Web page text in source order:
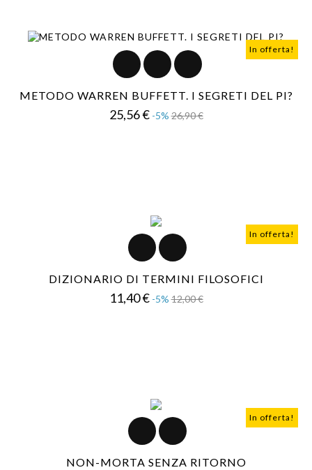
In offerta!
METODO WARREN BUFFETT. I SEGRETI DEL PI?
25,56 € Prezzo
-5% 26,90 €Prezzo
In offerta!
DIZIONARIO DI TERMINI FILOSOFICI
11,40 € Prezzo
-5% 12,00 €Prezzo
In offerta!
NON-MORTA SENZA RITORNO